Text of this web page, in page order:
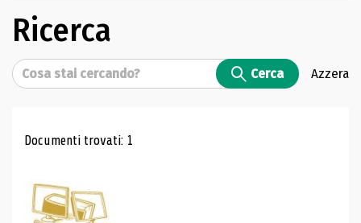
Ricerca
Cerca Cerca Azzera
Risultati di ricerca
Documenti trovati: 1